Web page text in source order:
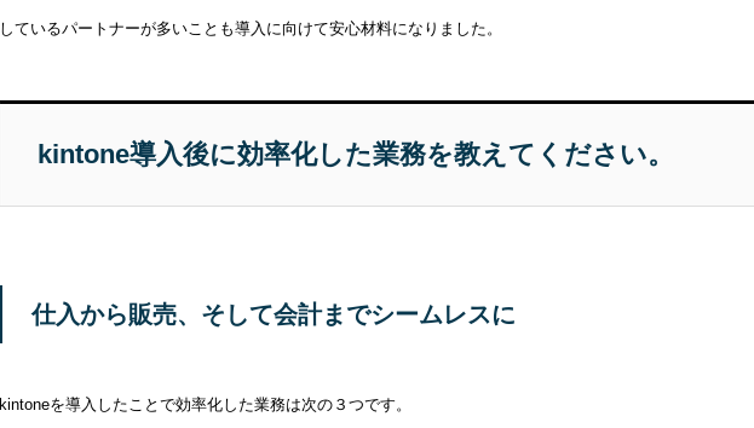
しているパートナーが多いことも導入に向けて安心材料になりました。
kintone導入後に効率化した業務を教えてください。
仕入から販売、そして会計までシームレスに
kintoneを導入したことで効率化した業務は次の３つです。